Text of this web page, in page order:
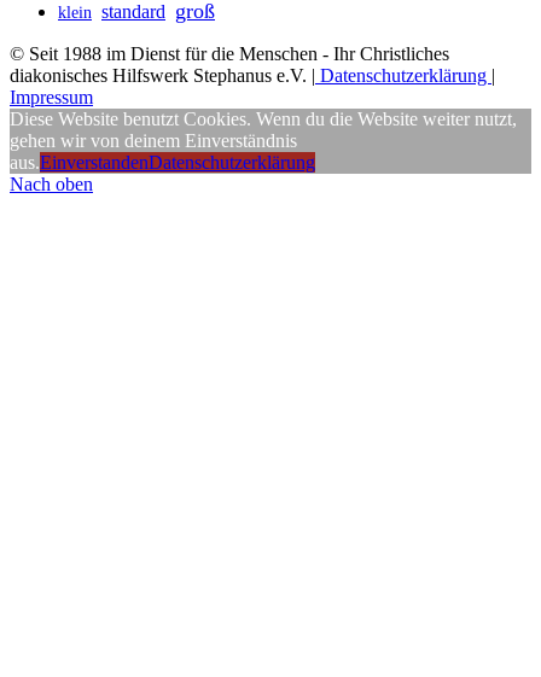
klein standard groß
© Seit 1988 im Dienst für die Menschen - Ihr Christliches
diakonisches Hilfswerk Stephanus e.V. | Datenschutzerklärung |
Impressum
Diese Website benutzt Cookies. Wenn du die Website weiter nutzt,
gehen wir von deinem Einverständnis
aus.EinverstandenDatenschutzerklärung
Nach oben